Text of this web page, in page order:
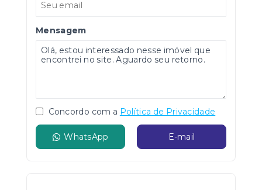
Mensagem
Concordo com a Política de Privacidade
WhatsApp E-mail